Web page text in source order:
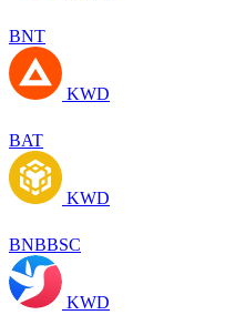
BNT
KWD
BAT
KWD
BNBBSC
KWD